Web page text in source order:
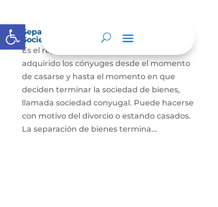
Abrir barra de herramientas
Separación de Bienes o Liquidación de
Sociedad Conyugal
Es el reparto de los bienes que han
adquirido los cónyuges desde el momento
de casarse y hasta el momento en que
deciden terminar la sociedad de bienes,
llamada sociedad conyugal. Puede hacerse
con motivo del divorcio o estando casados.
La separación de bienes termina...